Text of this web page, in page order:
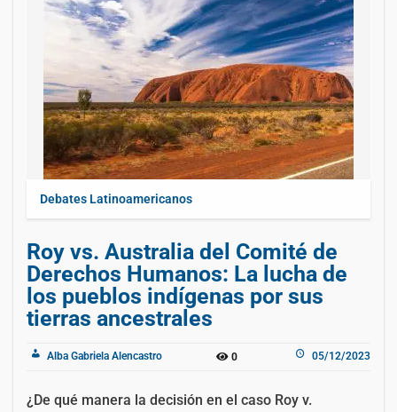
Debates Latinoamericanos
Roy vs. Australia del Comité de
Derechos Humanos: La lucha de
los pueblos indígenas por sus
tierras ancestrales
Alba Gabriela Alencastro 0 05/12/2023
¿De qué manera la decisión en el caso Roy v.